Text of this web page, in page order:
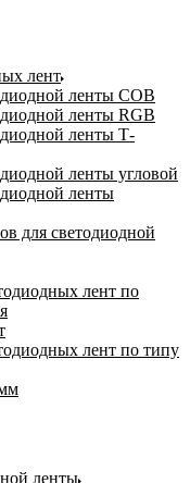
лент
ленты COB
ленты RGB
ленты Т-
ленты угловой
ленты
для светодиодной
лент по
лент по типу
ленты